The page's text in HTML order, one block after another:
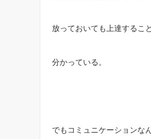
放っておいても上達するこ
分かっている。
でもコミュニケーションな